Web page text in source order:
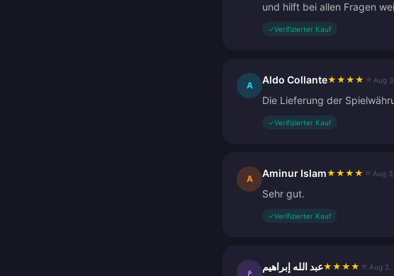
und hilft bei allen Fragen
✓Verifizierter Kauf
A Aldo Collante★ ★ ★ ★ Aug
Die Lieferung der
✓Verifizierter Kauf
A Aminur Islam★ ★ ★ ★ Aug
Sehr gut.
✓Verifizierter Kauf
ع عبد الله إبراهيم★ ★ ★ ★ Aug 2,